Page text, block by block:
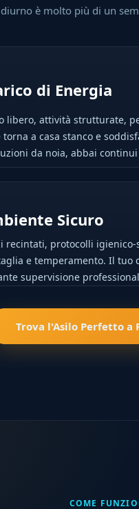
è molto più di un
di Energia
libero, attività strutturate,
torna a casa stanco e
da noia, abbai
Sicuro
recintati, protocolli
e temperamento. Il tuo
supervisione
Trova l'Asilo Perfetto a
COME